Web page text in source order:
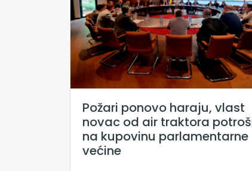
Požari ponovo haraju, vlast
novac od air traktora
na kupovinu parlamentarne
većine